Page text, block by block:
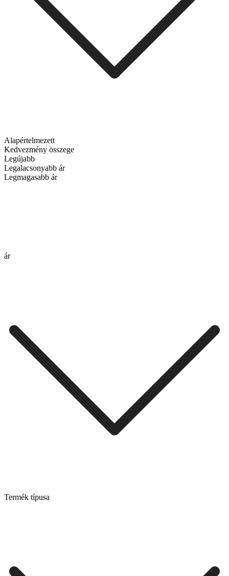
Alapértelmezett
Kedvezmény összege
Legújabb
Legalacsonyabb ár
Legmagasabb ár
ár
Termék típusa